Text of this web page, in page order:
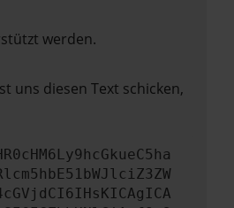
werden.
uns diesen Text schicken,